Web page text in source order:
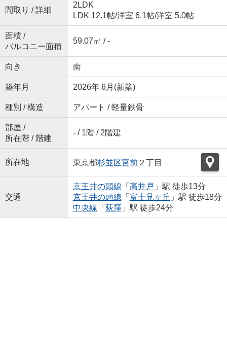
間取り / 詳細
2LDK
LDK 12.1帖/洋室 6.1帖/洋室 5.0帖
面積 /
バルコニー面積
59.07㎡ / -
向き 南
築年月 2026年 6月(新築)
種別 / 構造 アパート / 軽量鉄骨
部屋 /
所在階 / 階建
- / 1階 / 2階建
所在地 東京都杉並区宮前２丁目
交通
京王井の頭線 「 高井戸 」駅 徒歩13分
京王井の頭線 「 富士見ヶ丘 」駅 徒歩18分
中央線 「 荻窪 」駅 徒歩24分